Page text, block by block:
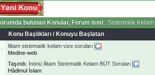
bulunan Konular, Forum ismi : Sistematik Kelam
Konu Başlıkları / Konuyu Başlatan
Ilitam sistematik kelam vize soruları
Medine-web
Taşındı: İnönü İlitam Sistematik Kelam BÜT Soruları
Hâdimul İslam